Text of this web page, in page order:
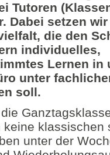
Tutoren
Dabei setzen
die den
individuelles,
Lernen in
unter
soll.
keine klassischen
unter der